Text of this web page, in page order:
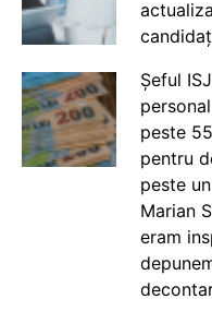
Șeful
peste
pentru
peste
Marian
eram